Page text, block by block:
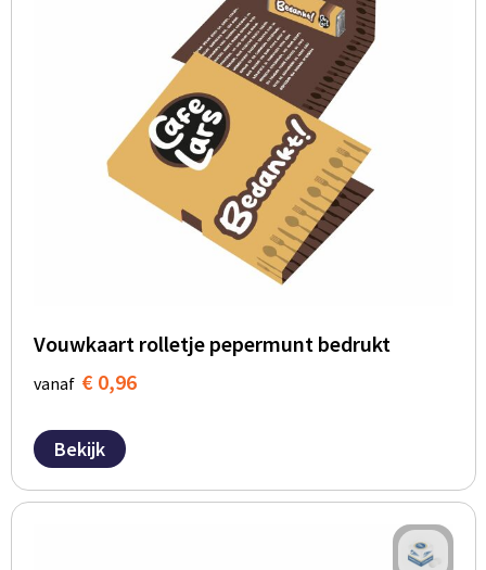
Vouwkaart rolletje pepermunt bedrukt
vanaf € 0,96
Bekijk